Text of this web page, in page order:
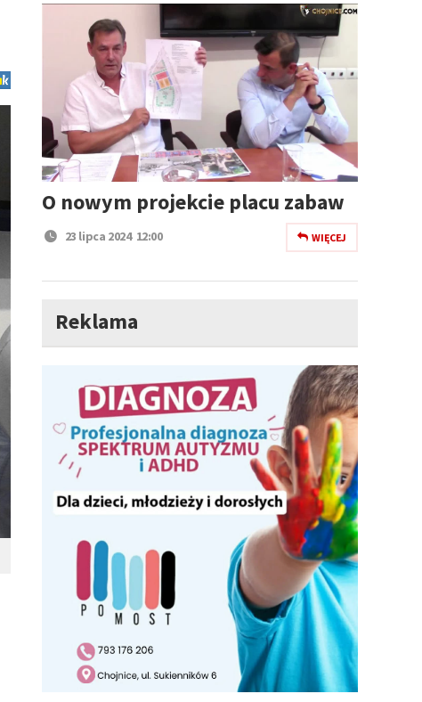
O nowym projekcie placu zabaw
23 lipca 2024 12:00 WIĘCEJ
Reklama